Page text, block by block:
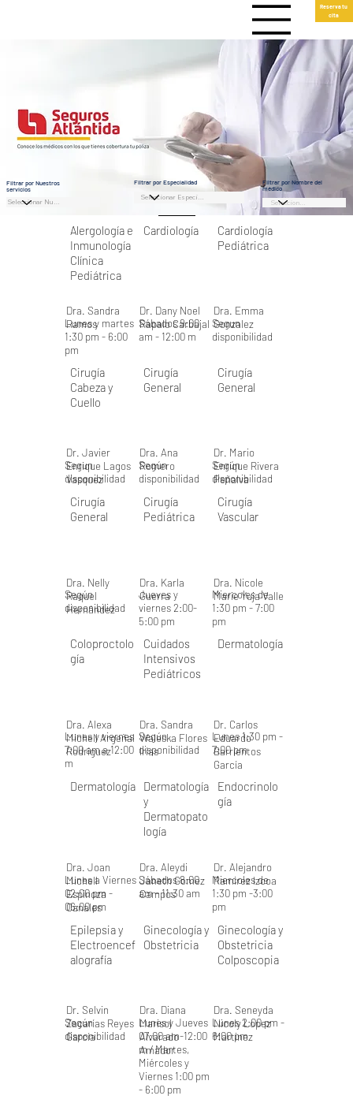
Reserva tu
cita
Filtrar por Nuestros
servicios
Filtrar por Especialidad
Filtrar por Nombre del
médico
Alergología e
Inmunología
Clínica
Pediátrica
Lunes y martes
1:30 pm - 6:00
pm
Dra. Sandra
Ramos
Cardiología
Sábados 9:00
am - 12:00 m
Dr. Dany Noel
Rapalo Carbajal
Cardiología
Pediátrica
Segun
disponibilidad
Dra. Emma
Gonzalez
Cirugía
Cabeza y
Cuello
Segun
disponibilidad
Dr. Javier
Enrique Lagos
Vasquez
Cirugía
General
Según
disponibilidad
Dra. Ana
Romero
Cirugía
General
Según
disponibilidad
Dr. Mario
Enrique Rivera
Peñalva
Cirugía
General
Según
disponibilidad
Dra. Nelly
Raquel
Hernández
Cirugía
Pediátrica
Jueves y
viernes 2:00-
5:00 pm
Dra. Karla
Guerra
Cirugía
Vascular
Miercoles de
1:30 pm - 7:00
pm
Dra. Nicole
Marie Yuja Valle
Coloproctolo
gía
Lunes y viernes
7:00 am a 12:00
m
Dra. Alexa
Michell Argeñal
Rodríguez
Cuidados
Intensivos
Pediátricos
Según
disponibilidad
Dra. Sandra
Waleska Flores
Irías
Dermatología
Lunes 1:30 pm -
7:00 pm
Dr. Carlos
Eduardo
Barrientos
García
Dermatología
Lunes a Viernes
02:00 pm -
06:00 pm
Dra. Joan
Michell
Espinoza
Canales
Dermatología
y
Dermatopato
logía
Sábados 8:00
am - 11:30 am
Dra. Aleydi
Janeth Gomez
Campos
Endocrinolo
gía
Miercoles de
1:30 pm -3:00
pm
Dr. Alejandro
Ramirez Izcoa
Epilepsia y
Electroencef
alografía
Según
disponibilidad
Dr. Selvin
Zacarías Reyes
García
Ginecología y
Obstetricia
Lunes y Jueves
07:00 am-12:00
m / Martes,
Miércoles y
Viernes 1:00 pm
- 6:00 pm
Dra. Diana
Marisol
Alvarado
Amador
Ginecología y
Obstetricia
Colposcopia
Lunes 2:00 pm -
6:00 pm
Dra. Seneyda
Nicoly Lopez
Martinez